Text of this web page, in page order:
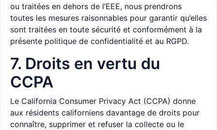
ou traitées en dehors de l’EEE, nous prendrons
toutes les mesures raisonnables pour garantir qu’elles
sont traitées en toute sécurité et conformément à la
présente politique de confidentialité et au RGPD.
7. Droits en vertu du
CCPA
Le California Consumer Privacy Act (CCPA) donne
aux résidents californiens davantage de droits pour
connaître, supprimer et refuser la collecte ou le